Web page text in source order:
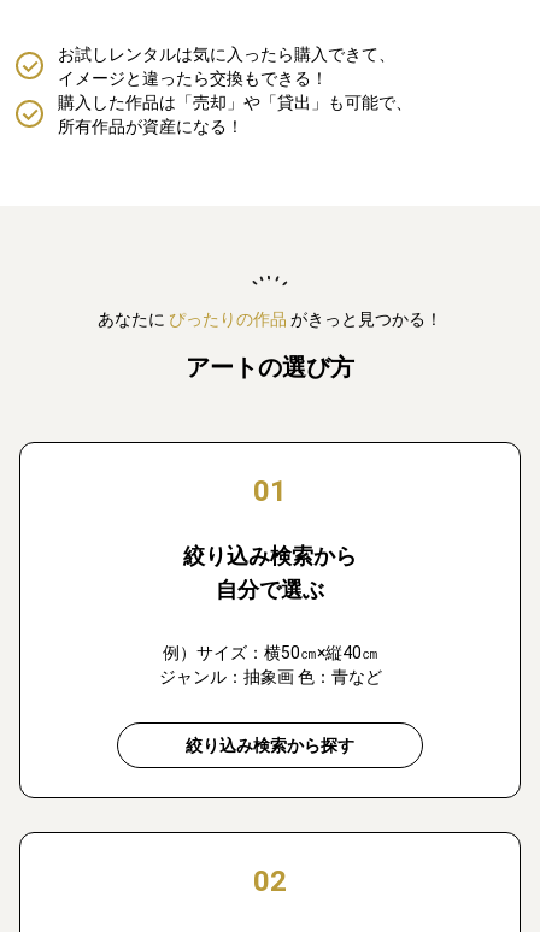
購入した作品は「売却」や「貸出」も可能で、
所有作品が資産になる！
お試しレンタルは気に入ったら購入できて、
イメージと違ったら交換もできる！
あなたに ぴったりの作品 がきっと見つかる！
アートの選び方
01
絞り込み検索から
自分で選ぶ
例）サイズ：横50㎝×縦40㎝
ジャンル：抽象画 色：青など
絞り込み検索から探す
02